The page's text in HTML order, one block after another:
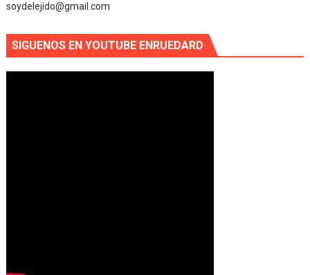
soydelejido@gmail.com
SIGUENOS EN YOUTUBE ENRUEDARD